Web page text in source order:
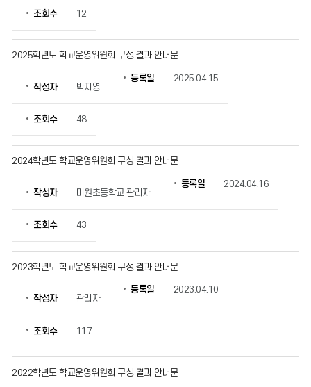
물
번
자,
록
수
니
다.
조회수 12
2025학년도 학교운영위원회 구성 결과 안내문
작성자 박지영
등록일 2025.04.15
조회수 48
2024학년도 학교운영위원회 구성 결과 안내문
작성자 미원초등학교 관리자
등록일 2024.04.16
조회수 43
2023학년도 학교운영위원회 구성 결과 안내문
작성자 관리자
등록일 2023.04.10
조회수 117
2022학년도 학교운영위원회 구성 결과 안내문